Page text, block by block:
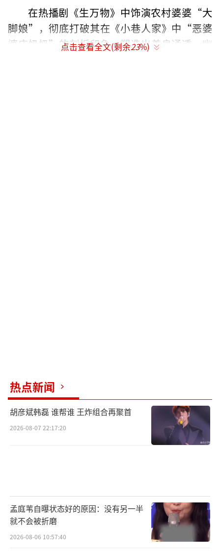
在热播剧《生万物》中饰演农村婆婆“大
脚娘”，彻底打破其在《小巷人家》中“恶婆
婆庄奶奶”的刻板印象，塑造出善良通透、幽
点击查看全文(剩余23%)
热点新闻
胡彦斌韩磊 谁帮谁 王炸组合再聚首
2026-08-07 22:17:20
孟庭苇自曝状态好的原因：没有另一半
就不会被折磨
2026-08-06 10:57:40